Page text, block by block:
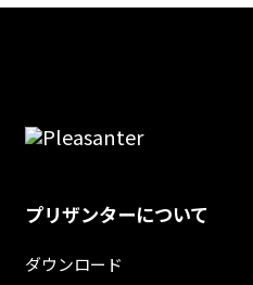
プリザンターについて
ダウンロード